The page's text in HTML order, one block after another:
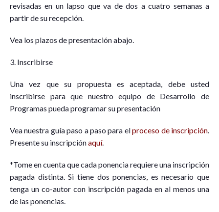
revisadas en un lapso que va de dos a cuatro semanas a
partir de su recepción.
Vea los plazos de presentación abajo.
3. Inscribirse
Una vez que su propuesta es aceptada, debe usted
inscribirse para que nuestro equipo de Desarrollo de
Programas pueda programar su presentación
Vea nuestra guía paso a paso para elproceso de inscripción
Presente su inscripciónaquí.
*Tome en cuenta que cada ponencia requiere una inscripción
pagada distinta. Si tiene dos ponencias, es necesario que
tenga un co-autor con inscripción pagada en al menos una
de las ponencias.